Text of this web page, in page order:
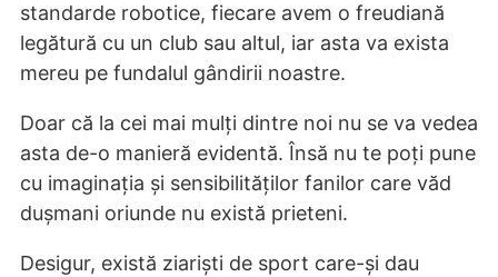
standarde robotice, fiecare avem o freudiană
legătură cu un club sau altul, iar asta va exista
mereu pe fundalul gândirii noastre.
Doar că la cei mai mulți dintre noi nu se va vedea
asta de-o manieră evidentă. Însă nu te poți pune
cu imaginația și sensibilităților fanilor care văd
dușmani oriunde nu există prieteni.
Desigur, există ziariști de sport care-și dau